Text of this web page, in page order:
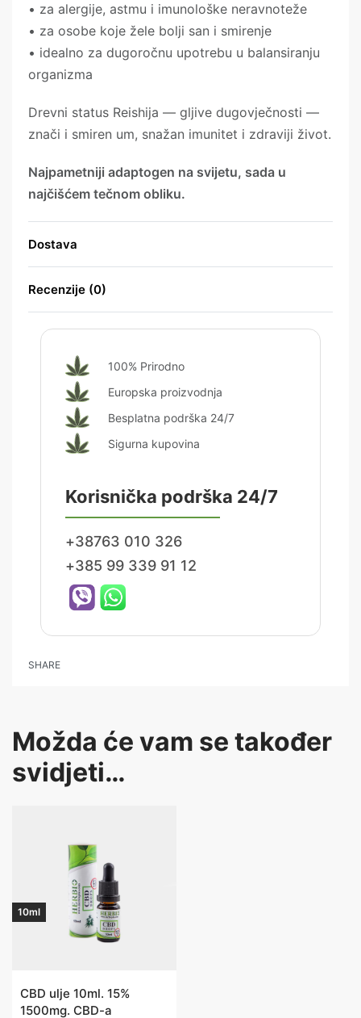
• za alergije, astmu i imunološke neravnoteže
• za osobe koje žele bolji san i smirenje
• idealno za dugoročnu upotrebu u balansiranju
organizma
Drevni status Reishija — gljive dugovječnosti —
znači i smiren um, snažan imunitet i zdraviji život.
Najpametniji adaptogen na svijetu, sada u
najčišćem tečnom obliku.
Dostava
Recenzije (0)
100% Prirodno
Europska proizvodnja
Besplatna podrška 24/7
Sigurna kupovina
Korisnička podrška 24/7
+38763 010 326
+385 99 339 91 12
SHARE
Možda će vam se također
svidjeti…
10ml
CBD ulje 10ml. 15%
1500mg. CBD-a